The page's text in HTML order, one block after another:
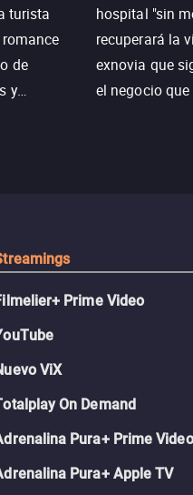
turista
de
y
hospital "sin
recuperará la
exnovia que
el negocio
Prime Video
ViX
On Demand
Pura+ Prime Video
Pura+ Apple TV